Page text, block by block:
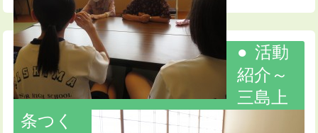
活動
紹介～
三島上
条つく